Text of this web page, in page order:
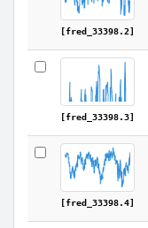
[fred_33398.2]
[fred_33398.3]
[fred_33398.4]